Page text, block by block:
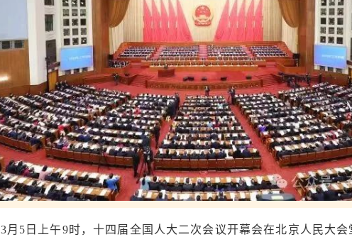
3月5日上午9时，十四届全国人大二次会议开幕会在北京人民大会